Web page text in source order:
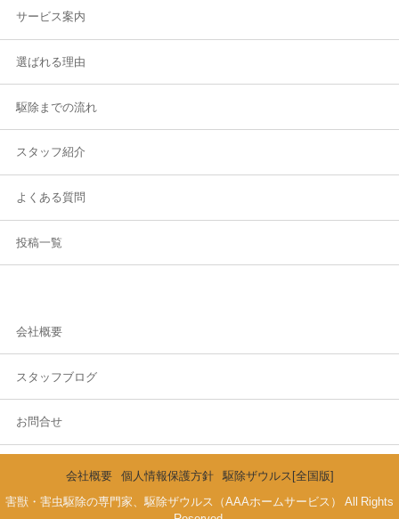
サービス案内
選ばれる理由
駆除までの流れ
スタッフ紹介
よくある質問
投稿一覧
会社概要
スタッフブログ
お問合せ
会社概要 個人情報保護方針 駆除ザウルス[全国版]
害獣・害虫駆除の専門家、駆除ザウルス（AAAホームサービス） All Rights